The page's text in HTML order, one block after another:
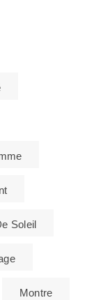
Soleil
Montre